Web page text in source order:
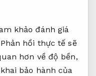
khảo đánh giá
hồi thực tế sẽ
hơn về độ bền,
bảo hành của